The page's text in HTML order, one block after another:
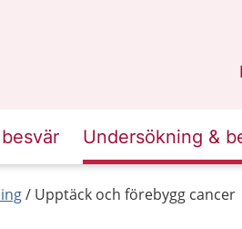
Undersökning &
Upptäck och förebygg cancer